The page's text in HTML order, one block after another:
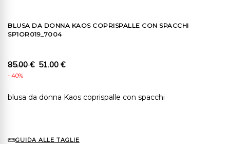
BLUSA DA DONNA KAOS COPRISPALLE CON SPACCHI
SP1OR019_7004
85.00 € 51.00 €
- 40%
blusa da donna Kaos coprispalle con spacchi
GUIDA ALLE TAGLIE